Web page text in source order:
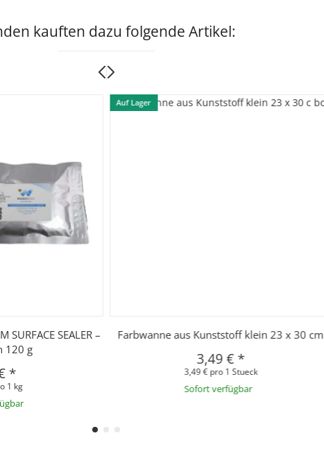
kauften dazu folgende Artikel:
SURFACE SEALER –
120 g
*
1 kg
Auf Lager
Farbwanne aus Kunststoff klein 23 x 30 cm
3,49 €*
3,49 € pro 1 Stueck
Sofort verfügbar